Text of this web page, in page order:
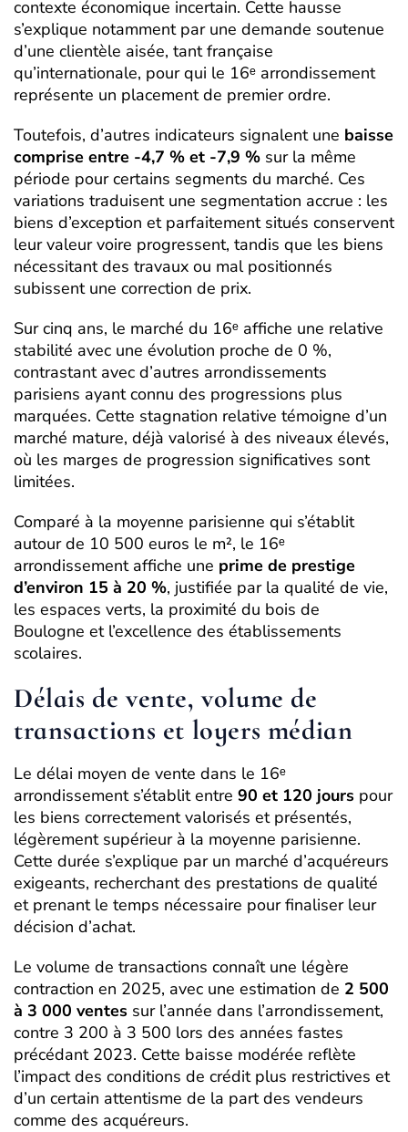
contexte économique incertain. Cette hausse
s’explique notamment par une demande soutenue
d’une clientèle aisée, tant française
qu’internationale, pour qui le 16ᵉ arrondissement
représente un placement de premier ordre.
Toutefois, d’autres indicateurs signalent une baisse
comprise entre -4,7 % et -7,9 % sur la même
période pour certains segments du marché. Ces
variations traduisent une segmentation accrue : les
biens d’exception et parfaitement situés conservent
leur valeur voire progressent, tandis que les biens
nécessitant des travaux ou mal positionnés
subissent une correction de prix.
Sur cinq ans, le marché du 16ᵉ affiche une relative
stabilité avec une évolution proche de 0 %,
contrastant avec d’autres arrondissements
parisiens ayant connu des progressions plus
marquées. Cette stagnation relative témoigne d’un
marché mature, déjà valorisé à des niveaux élevés,
où les marges de progression significatives sont
limitées.
Comparé à la moyenne parisienne qui s’établit
autour de 10 500 euros le m², le 16ᵉ
arrondissement affiche une prime de prestige
d’environ 15 à 20 %, justifiée par la qualité de vie,
les espaces verts, la proximité du bois de
Boulogne et l’excellence des établissements
scolaires.
Délais de vente, volume de
transactions et loyers médian
Le délai moyen de vente dans le 16ᵉ
arrondissement s’établit entre 90 et 120 jours pour
les biens correctement valorisés et présentés,
légèrement supérieur à la moyenne parisienne.
Cette durée s’explique par un marché d’acquéreurs
exigeants, recherchant des prestations de qualité
et prenant le temps nécessaire pour finaliser leur
décision d’achat.
Le volume de transactions connaît une légère
contraction en 2025, avec une estimation de 2 500
à 3 000 ventes sur l’année dans l’arrondissement,
contre 3 200 à 3 500 lors des années fastes
précédant 2023. Cette baisse modérée reflète
l’impact des conditions de crédit plus restrictives et
d’un certain attentisme de la part des vendeurs
comme des acquéreurs.